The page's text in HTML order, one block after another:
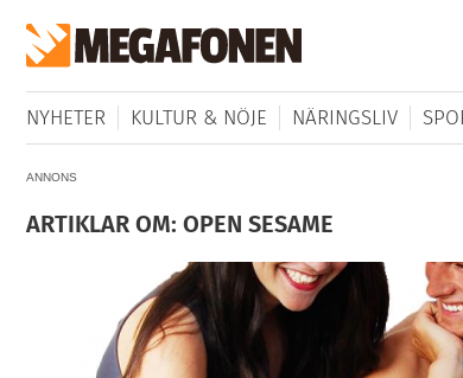
NYHETER KULTUR & NÖJE NÄRINGSLIV
ANNONS
ARTIKLAR OM: OPEN SESAME